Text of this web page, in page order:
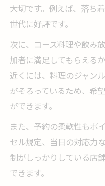
大切です。例えば、落ち
世代に好評です。
次に、コース料理や飲み
加者に満足してもらえる
近くには、料理のジャン
がそろっているため、希
ができます。
また、予約の柔軟性もポ
セル規定、当日の対応力
制がしっかりしている店
できます。